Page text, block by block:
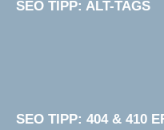
SEO TIPP: ALT-TAGS
SEO TIPP: 404 & 410